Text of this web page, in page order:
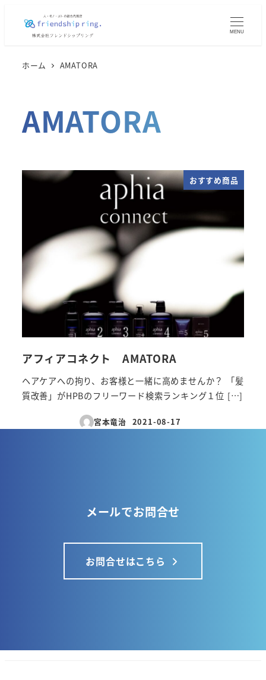
MENU
ホーム AMATORA
AMATORA
おすすめ商品
アフィアコネクト AMATORA
ヘアケアへの拘り、お客様と一緒に高めませんか？ 「髪
質改善」がHPBのフリーワード検索ランキング１位 […]
宮本竜治
投稿日
2021-08-17
メールでお問合せ
お問合せはこちら